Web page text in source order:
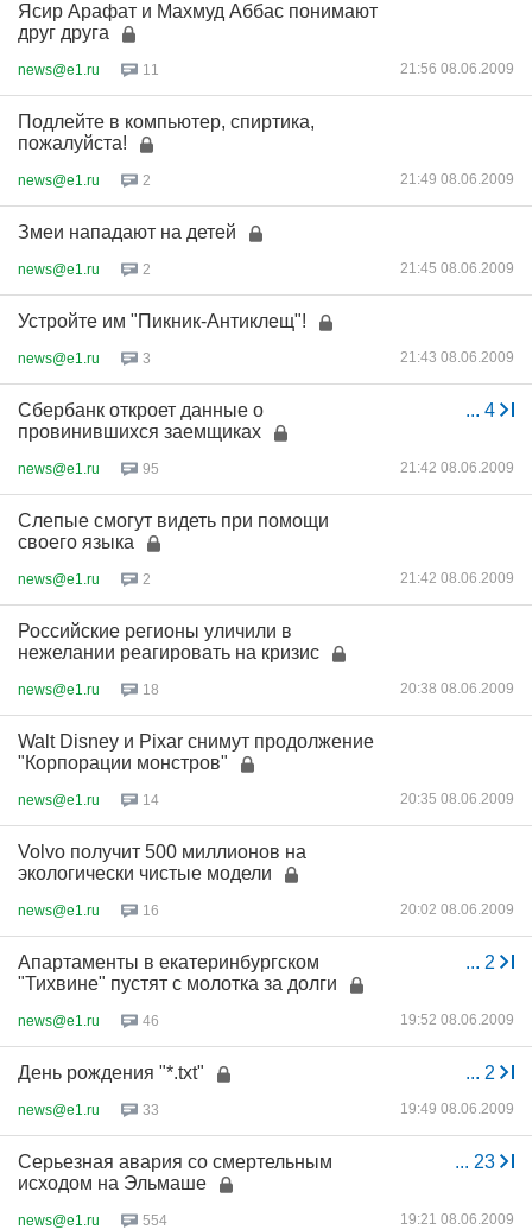
Ясир Арафат и Махмуд Аббас понимают
друг друга
news@e1.ru 11 21:56 08.06.2009
Подлейте в компьютер, спиртика,
пожалуйста!
news@e1.ru 2 21:49 08.06.2009
Змеи нападают на детей
news@e1.ru 2 21:45 08.06.2009
Устройте им "Пикник-Антиклещ"!
news@e1.ru 3 21:43 08.06.2009
... 4
Сбербанк откроет данные о
провинившихся заемщиках
news@e1.ru 95 21:42 08.06.2009
Слепые смогут видеть при помощи
своего языка
news@e1.ru 2 21:42 08.06.2009
Российские регионы уличили в
нежелании реагировать на кризис
news@e1.ru 18 20:38 08.06.2009
Walt Disney и Pixar снимут продолжение
"Корпорации монстров"
news@e1.ru 14 20:35 08.06.2009
Volvo получит 500 миллионов на
экологически чистые модели
news@e1.ru 16 20:02 08.06.2009
... 2
Апартаменты в екатеринбургском
"Тихвине" пустят с молотка за долги
news@e1.ru 46 19:52 08.06.2009
... 2
День рождения "*.txt"
news@e1.ru 33 19:49 08.06.2009
... 23
Серьезная авария со смертельным
исходом на Эльмаше
news@e1.ru 554 19:21 08.06.2009